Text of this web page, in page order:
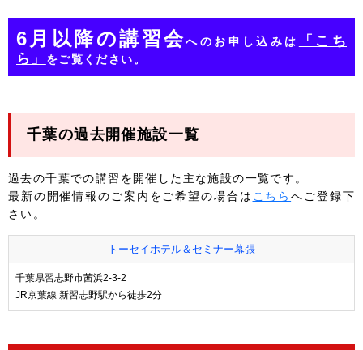
6月以降の講習会へのお申し込みは
「こち
ら」
をご覧ください。
千葉の過去開催施設一覧
過去の千葉での講習を開催した主な施設の一覧です。
最新の開催情報のご案内をご希望の場合は こちらへご登録下
さい。
トーセイホテル＆セミナー幕張
千葉県習志野市茜浜2-3-2
JR京葉線 新習志野駅から徒歩2分